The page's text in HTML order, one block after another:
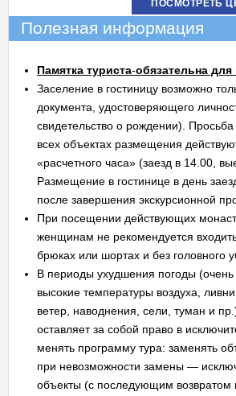
ПОСМОТРЕТЬ
Полезная информация
Памятка туриста-обязательна для
Заселение в гостиницу возможно
документа, удостоверяющего
свидетельство о рождении). Просьба
всех объектах размещения
«расчетного часа» (заезд в 14.00,
Размещение в гостинице в день
после завершения экскурсионной
При посещении действующих
женщинам не рекомендуется
брюках или шортах и без головного
В периоды ухудшения погоды (очень
высокие температуры воздуха,
ветер, наводнения, сели, туман и
оставляет за собой право в
менять программу тура: заменять
при невозможности замены —
объекты (с последующим возвратом